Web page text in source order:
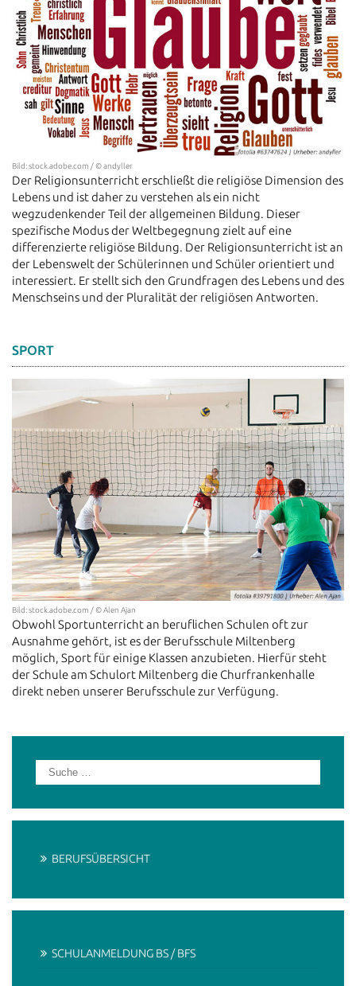
Bild: stock.adobe.com / © andyller
Der Religionsunterricht erschließt die religiöse Dimension des
Lebens und ist daher zu verstehen als ein nicht
wegzudenkender Teil der allgemeinen Bildung. Dieser
spezifische Modus der Weltbegegnung zielt auf eine
differenzierte religiöse Bildung. Der Religionsunterricht ist an
der Lebenswelt der Schülerinnen und Schüler orientiert und
interessiert. Er stellt sich den Grundfragen des Lebens und des
Menschseins und der Pluralität der religiösen Antworten.
SPORT
Bild: stock.adobe.com / © Alen Ajan
Obwohl Sportunterricht an beruflichen Schulen oft zur
Ausnahme gehört, ist es der Berufsschule Miltenberg
möglich, Sport für einige Klassen anzubieten. Hierfür steht
der Schule am Schulort Miltenberg die Churfrankenhalle
direkt neben unserer Berufsschule zur Verfügung.
BERUFSÜBERSICHT
SCHULANMELDUNG BS / BFS